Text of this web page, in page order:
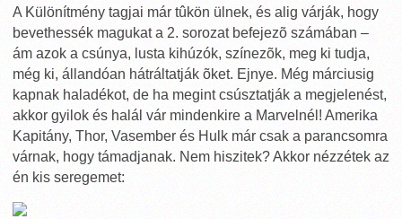
A Különítmény tagjai már tûkön ülnek, és alig várják, hogy
bevethessék magukat a 2. sorozat befejezõ számában –
ám azok a csúnya, lusta kihúzók, színezõk, meg ki tudja,
még ki, állandóan hátráltatják õket. Ejnye. Még márciusig
kapnak haladékot, de ha megint csúsztatják a megjelenést,
akkor gyilok és halál vár mindenkire a Marvelnél! Amerika
Kapitány, Thor, Vasember és Hulk már csak a parancsomra
várnak, hogy támadjanak. Nem hiszitek? Akkor nézzétek az
én kis seregemet: